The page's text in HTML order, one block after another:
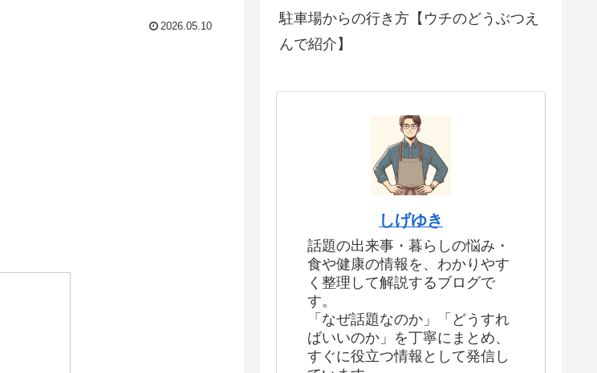
2026.05.10
駐車場からの行き方【ウチのどうぶつえ
んで紹介】
しげゆき
話題の出来事・暮らしの悩み・
食や健康の情報を、わかりやす
く整理して解説するブログで
す。
「なぜ話題なのか」「どうすれ
ばいいのか」を丁寧にまとめ、
すぐに役立つ情報として発信し